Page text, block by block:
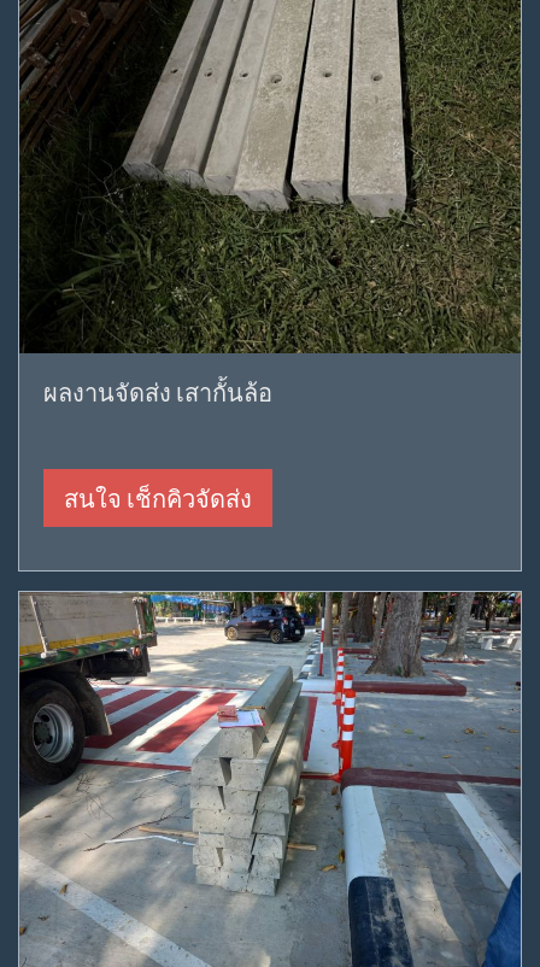
ผลงานจัดส่ง เสากั้นล้อ
สนใจ เช็กคิวจัดส่ง